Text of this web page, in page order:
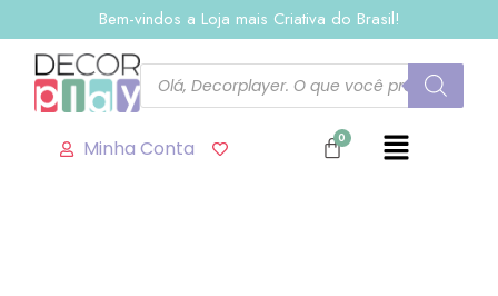
Bem-vindos a Loja mais Criativa do Brasil!
Minha Conta